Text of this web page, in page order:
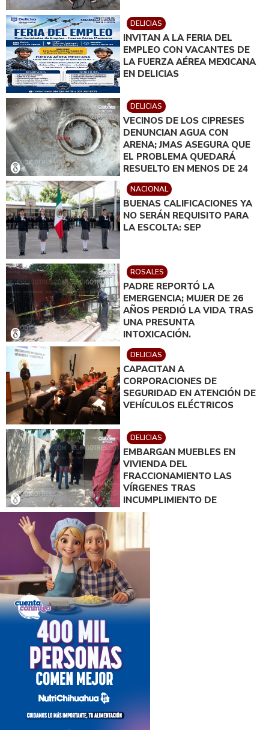
DELICIAS
INVITAN A LA FERIA DEL
EMPLEO CON VACANTES DE
LA FUERZA AÉREA MEXICANA
EN DELICIAS
DELICIAS
VECINOS DE LOS CIPRESES
DENUNCIAN AGUA CON
ARENA; JMAS ASEGURA QUE
EL PROBLEMA QUEDARÁ
RESUELTO EN MENOS DE 24
HORAS
NACIONAL
BUENAS CALIFICACIONES YA
NO SERÁN REQUISITO PARA
LA ESCOLTA: SEP
ROSALES
PADRE REPORTÓ LA
EMERGENCIA; MUJER DE 26
AÑOS PERDIÓ LA VIDA TRAS
UNA PRESUNTA
INTOXICACIÓN.
DELICIAS
CAPACITAN A
CORPORACIONES DE
SEGURIDAD EN ATENCIÓN DE
VEHÍCULOS ELÉCTRICOS
DELICIAS
EMBARGAN MUEBLES EN
VIVIENDA DEL
FRACCIONAMIENTO LAS
VÍRGENES TRAS
INCUMPLIMIENTO DE
ACUERDO DE PAGO